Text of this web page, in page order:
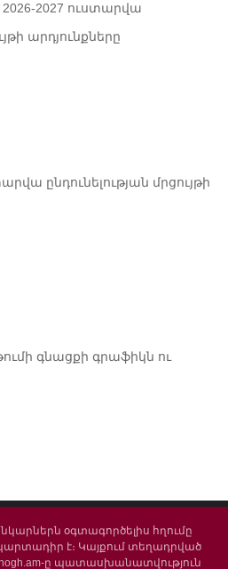
2027 ուստարվա
արդյունքները
ընդունելության մրցույթի
գնացքի գրաֆիկն ու
օգտագործելիս հղումը
պարտադիր է։ Կայքում տեղադրված
ը պատասխանատվություն